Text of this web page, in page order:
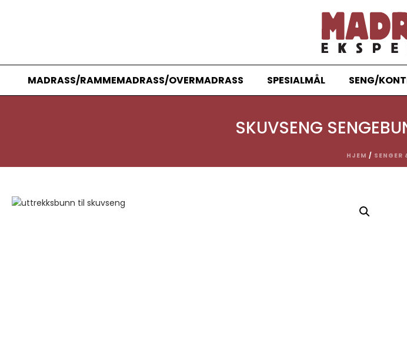
MADRASS/RAMMEMADRASS/OVERMADRASS SPESIALMÅL SENG/
SKUVSENG
HJEM / SENGER